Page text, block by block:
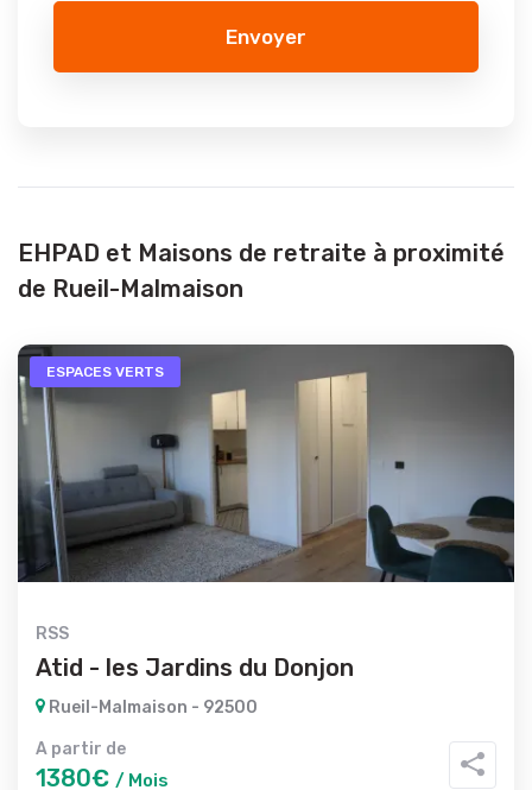
Envoyer
EHPAD et Maisons de retraite à proximité
de Rueil-Malmaison
ESPACES VERTS
RSS
Atid - les Jardins du Donjon
Rueil-Malmaison - 92500
A partir de
1380€ / Mois